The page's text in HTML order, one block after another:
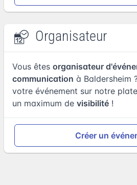
Organisateur
Vous êtes organisateur
communication à Baldersheim
votre événement sur notre
un maximum de visibilité !
Créer un